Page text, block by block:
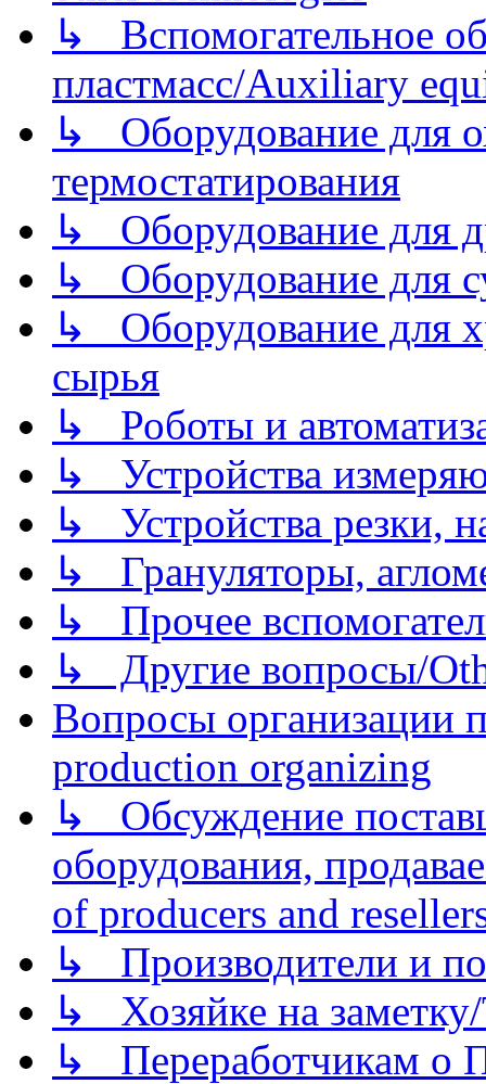
↳ Вспомогательное
пластмасс/Auxiliary
↳ Оборудование для
термостатирования
↳ Оборудование для
↳ Оборудование для
↳ Оборудование для
сырья
↳ Роботы и
↳ Устройства
↳ Устройства резки,
↳ Грануляторы,
↳ Прочее
↳ Другие вопросы/
Вопросы организации
production organizing
↳ Обсуждение
оборудования,
of producers and
↳ Производители и
↳ Хозяйке на
↳ Переработчикам о